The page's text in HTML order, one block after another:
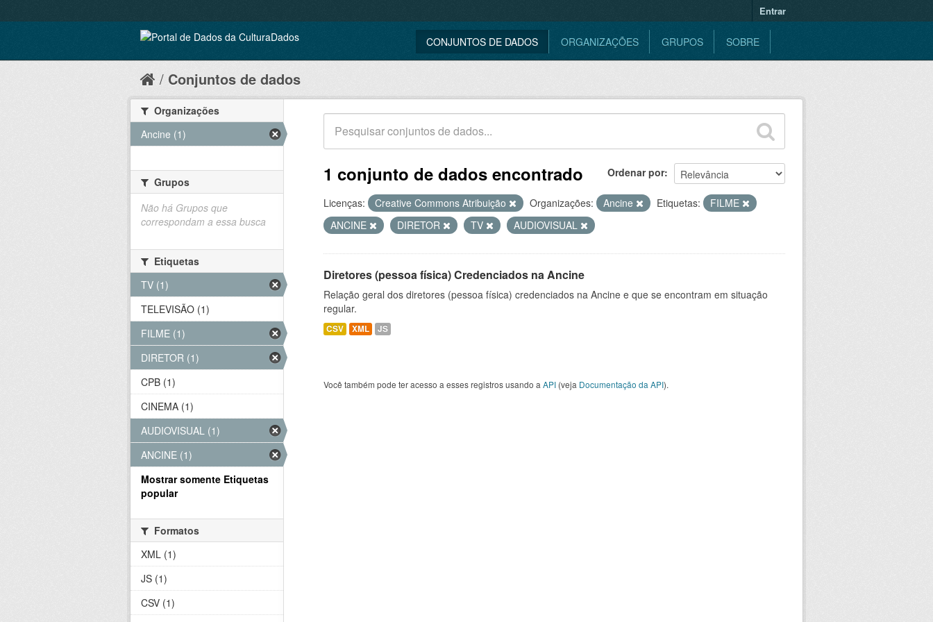
Entrar
CONJUNTOS DE DADOS ORGANIZAÇÕES GRUPOS SOBRE
Conjuntos de dados
Ordenar por
1 conjunto de dados encontrado
Licenças: Creative Commons Atribuição Organizações: Ancine Etiquetas:
FILME
ANCINE
DIRETOR TV AUDIOVISUAL
Diretores (pessoa física) Credenciados na Ancine
Relação geral dos diretores (pessoa física) credenciados na Ancine e que se encontram em situação
regular.
CSV XML JS
Você também pode ter acesso a esses registros usando a API (veja Documentação da API).
Organizações
Ancine (1)
Grupos
Não há Grupos que
correspondam a essa busca
Etiquetas
TV (1)
TELEVISÃO (1)
FILME (1)
DIRETOR (1)
CPB (1)
CINEMA (1)
AUDIOVISUAL (1)
ANCINE (1)
Mostrar somente Etiquetas
popular
Formatos
XML (1)
JS (1)
CSV (1)